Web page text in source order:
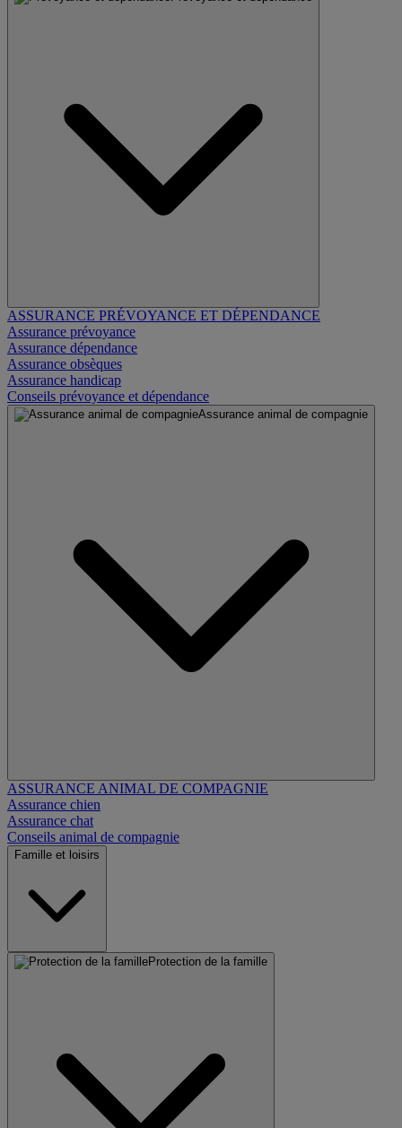
ASSURANCE PRÉVOYANCE ET DÉPENDANCE
Assurance prévoyance
Assurance dépendance
Assurance obsèques
Assurance handicap
Conseils prévoyance et dépendance
Assurance animal de compagnie
ASSURANCE ANIMAL DE COMPAGNIE
Assurance chien
Assurance chat
Conseils animal de compagnie
Famille et loisirs
Protection de la famille